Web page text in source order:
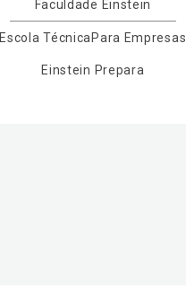
Faculdade Einstein
Escola Técnica Para Empresas
Einstein Prepara